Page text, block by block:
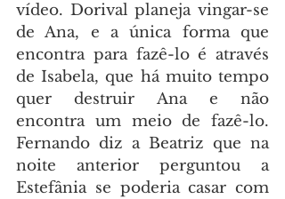
vídeo. Dorival planeja vingar-se
de Ana, e a única forma que
encontra para fazê-lo é através
de Isabela, que há muito tempo
quer destruir Ana e não
encontra um meio de fazê-lo.
Fernando diz a Beatriz que na
noite anterior perguntou a
Estefânia se poderia casar com